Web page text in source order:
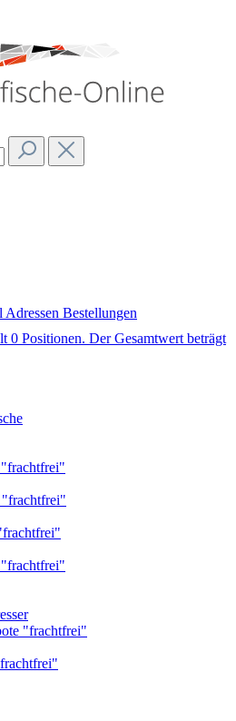
Adressen Bestellungen
0 Positionen. Der Gesamtwert beträgt
"frachtfrei"
"frachtfrei"